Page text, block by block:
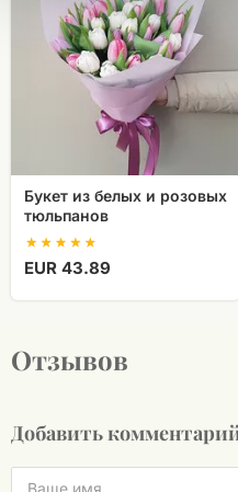
розовых
тюльпанов
Букет из белых и розовых
тюльпанов
EUR 43.89
Отзывов
Добавить